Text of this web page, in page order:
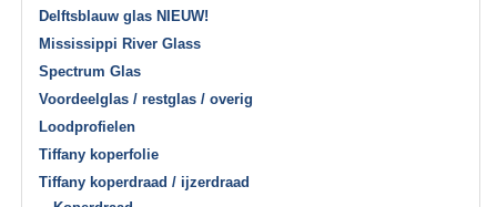
Delftsblauw glas NIEUW!
Mississippi River Glass
Spectrum Glas
Voordeelglas / restglas / overig
Loodprofielen
Tiffany koperfolie
Tiffany koperdraad / ijzerdraad